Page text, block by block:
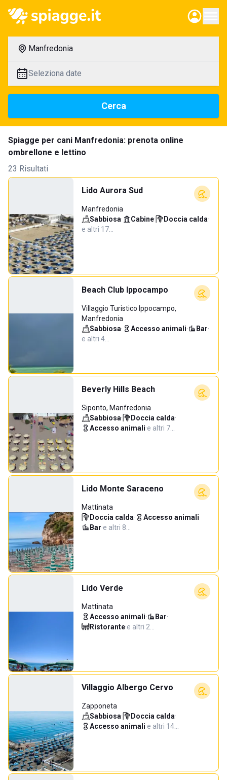
Manfredonia
Seleziona date
Cerca
Spiagge per cani Manfredonia: prenota online
ombrellone e lettino
23 Risultati
Lido Aurora Sud
Manfredonia
Sabbiosa· Cabine· Doccia calda·
e altri 17…
Beach Club Ippocampo
Villaggio Turistico Ippocampo,
Manfredonia
Sabbiosa· Accesso animali· Bar·
e altri 4…
Beverly Hills Beach
Siponto, Manfredonia
Sabbiosa· Doccia calda·
Accesso animali·e altri 7…
Lido Monte Saraceno
Mattinata
Doccia calda· Accesso animali·
Bar·e altri 8…
Lido Verde
Mattinata
Accesso animali· Bar·
Ristorante·e altri 2…
Villaggio Albergo Cervo
Zapponeta
Sabbiosa· Doccia calda·
Accesso animali·e altri 14…